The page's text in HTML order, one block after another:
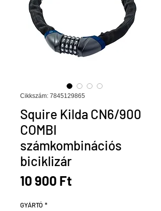
Cikkszám: 7845129865
Squire Kilda CN6/900
COMBI
számkombinációs
biciklizár
10 900 Ft
GYÁRTÓ *